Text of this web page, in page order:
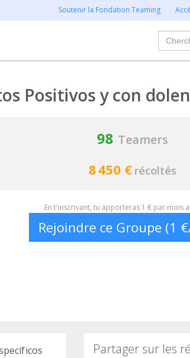
Soutenir la Fondation Teaming
Positivos y con
98 Teamers
8 450 € récoltés
En t'inscrivant, tu apporteras 1 € par mois
Rejoindre ce Groupe (1
Partager sur les